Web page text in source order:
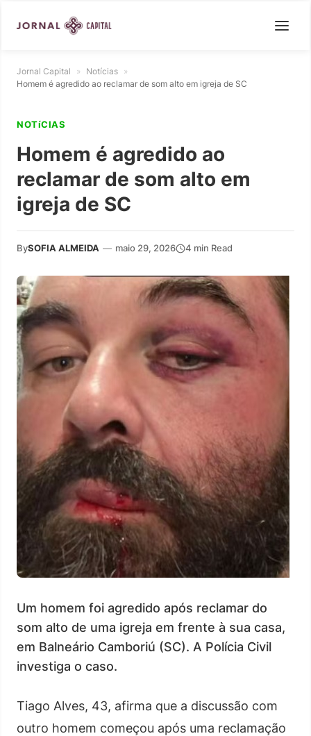
Jornal Capital » Notícias »
Homem é agredido ao reclamar de som alto em igreja de SC
NOTíCIAS
Homem é agredido ao
reclamar de som alto em
igreja de SC
BySOFIA ALMEIDA — maio 29, 2026 4 min Read
Um homem foi agredido após reclamar do
som alto de uma igreja em frente à sua casa,
em Balneário Camboriú (SC). A Polícia Civil
investiga o caso.
Tiago Alves, 43, afirma que a discussão com
outro homem começou após uma reclamação